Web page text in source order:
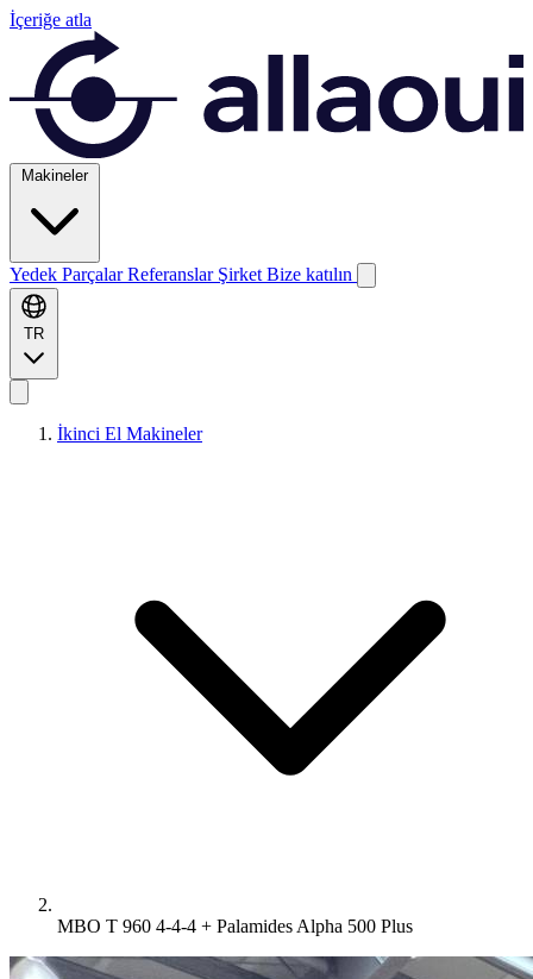
İçeriğe atla
Makineler
Yedek ParçalarReferanslar Şirket Bize katılın
TR
İkinci El Makineler
MBO T 960 4-4-4 + Palamides Alpha 500 Plus